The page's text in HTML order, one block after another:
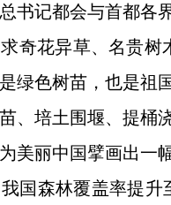
书记都会与首都各
奇花异草、名贵
绿色树苗，也是祖
、培土围堰、提桶
美丽中国擘画出一
国森林覆盖率提